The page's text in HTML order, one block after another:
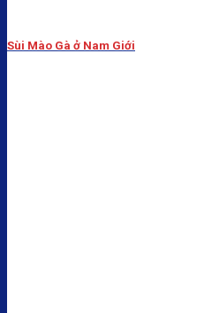
Sùi Mào Gà ở Nam Giới